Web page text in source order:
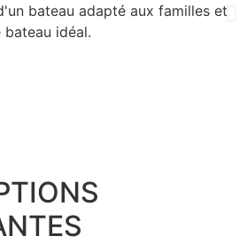
bateau adapté aux familles et
idéal.